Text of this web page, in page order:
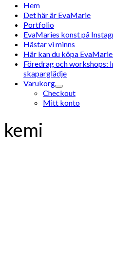
Hem
Det här är EvaMarie
Portfolio
EvaMaries konst på
Hästar vi minns
Här kan du köpa
Föredrag och workshops:
skaparglädje
Varukorg
Checkout
Mitt konto
kemi